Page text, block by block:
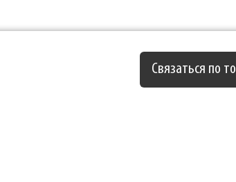
Связаться по